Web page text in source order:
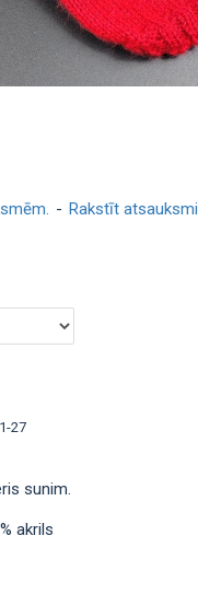
27
- Rakstīt atsauksmi
sunim.
akrils